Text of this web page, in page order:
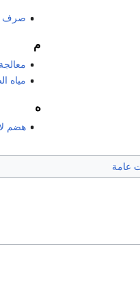
صرف
م
مياه
ه
هضم
عامة